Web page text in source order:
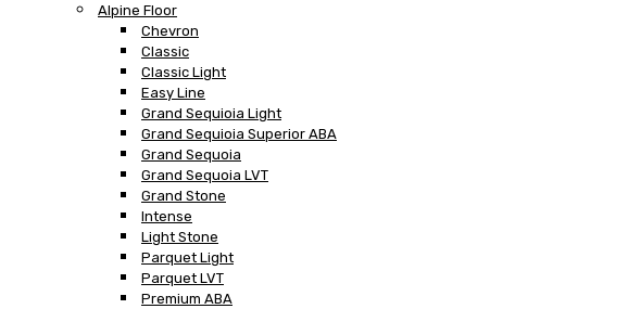
Alpine Floor
Chevron
Classic
Classic Light
Easy Line
Grand Sequioia Light
Grand Sequioia Superior ABA
Grand Sequoia
Grand Sequoia LVT
Grand Stone
Intense
Light Stone
Parquet Light
Parquet LVT
Premium ABA